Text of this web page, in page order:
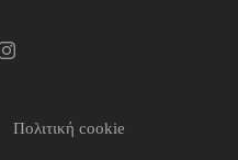
Πολιτική cookie